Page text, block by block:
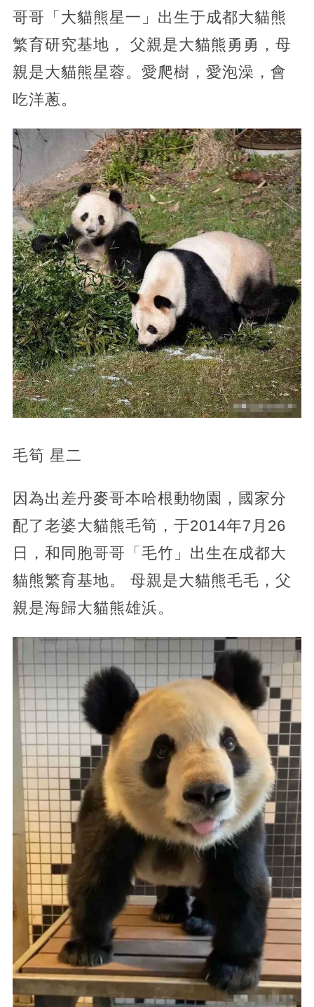
哥哥「大貓熊星一」出生于成都大貓熊
繁育研究基地， 父親是大貓熊勇勇，母
親是大貓熊星蓉。愛爬樹，愛泡澡，會
吃洋蔥。
毛筍 星二
因為出差丹麥哥本哈根動物園，國家分
配了老婆大貓熊毛筍，于2014年7月26
日，和同胞哥哥「毛竹」出生在成都大
貓熊繁育基地。 母親是大貓熊毛毛，父
親是海歸大貓熊雄浜。